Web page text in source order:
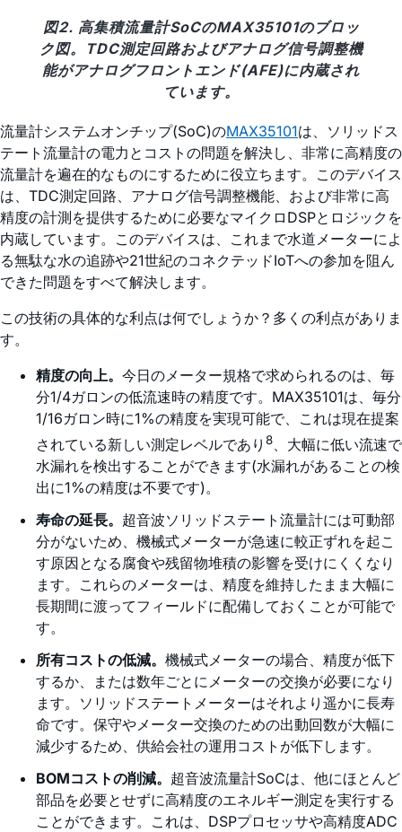
図2. 高集積流量計SoCのMAX35101のブロッ
ク図。TDC測定回路およびアナログ信号調整機
能がアナログフロントエンド(AFE)に内蔵され
ています。
流量計システムオンチップ(SoC)のMAX35101は、ソリッドス
テート流量計の電力とコストの問題を解決し、非常に高精度の
流量計を遍在的なものにするために役立ちます。このデバイス
は、TDC測定回路、アナログ信号調整機能、および非常に高
精度の計測を提供するために必要なマイクロDSPとロジックを
内蔵しています。このデバイスは、これまで水道メーターによ
る無駄な水の追跡や21世紀のコネクテッドIoTへの参加を阻ん
できた問題をすべて解決します。
この技術の具体的な利点は何でしょうか？多くの利点がありま
す。
精度の向上。 今日のメーター規格で求められるのは、毎
分1/4ガロンの低流速時の精度です。MAX35101は、毎分
1/16ガロン時に1%の精度を実現可能で、これは現在提案
されている新しい測定レベルであり 8、大幅に低い流速で
水漏れを検出することができます(水漏れがあることの検
出に1%の精度は不要です)。
寿命の延長。 超音波ソリッドステート流量計には可動部
分がないため、機械式メーターが急速に較正ずれを起こ
す原因となる腐食や残留物堆積の影響を受けにくくなり
ます。これらのメーターは、精度を維持したまま大幅に
長期間に渡ってフィールドに配備しておくことが可能で
す。
所有コストの低減。 機械式メーターの場合、精度が低下
するか、または数年ごとにメーターの交換が必要になり
ます。ソリッドステートメーターはそれより遥かに長寿
命です。保守やメーター交換のための出動回数が大幅に
減少するため、供給会社の運用コストが低下します。
BOMコストの削減。 超音波流量計SoCは、他にほとんど
部品を必要とせずに高精度のエネルギー測定を実行する
ことができます。これは、DSPプロセッサや高精度ADC